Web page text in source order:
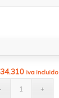
iva incluido